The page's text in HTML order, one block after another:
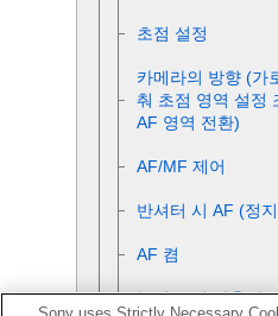
초점 설정
카메라의 방향 (가
춰 초점 영역 설정
AF 영역 전환)
AF/MF 제어
반셔터 시 AF (정
AF 켬
눈에 초점 맞추기 (